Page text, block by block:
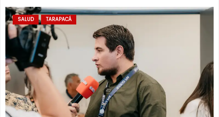
SALUD TARAPACÁ